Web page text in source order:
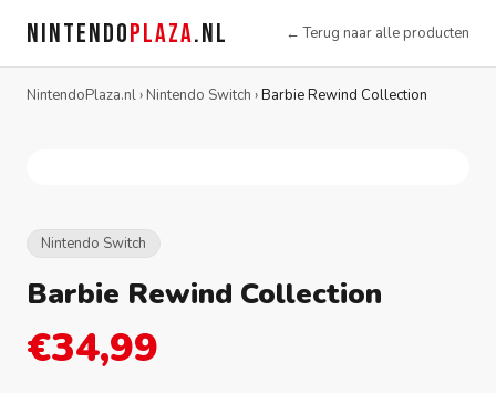
NINTENDOPLAZA.NL ← Terug naar alle producten
NintendoPlaza.nl› Nintendo Switch ›Barbie Rewind Collection
Nintendo Switch
Barbie Rewind Collection
€34,99